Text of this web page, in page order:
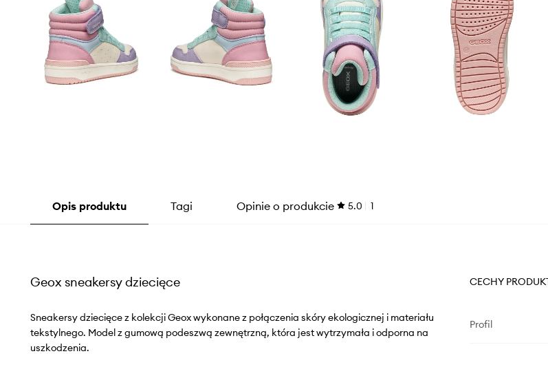
Opis produktu Tagi Opinie o produkcie 5.0 1
Geox sneakersy dziecięce
Sneakersy dziecięce z kolekcji Geox wykonane z połączenia skóry ekologicznej i materiału
tekstylnego. Model z gumową podeszwą zewnętrzną, która jest wytrzymała i odporna na
uszkodzenia.
CECHY
Profil